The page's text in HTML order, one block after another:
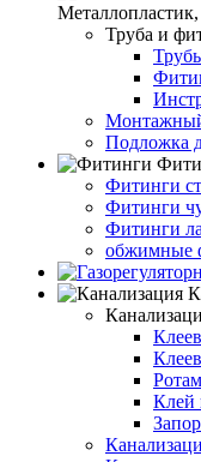
Труба и
Монтажный
Подложка
Фитинги
Фитинги
Фитинги
обжимные
Клей